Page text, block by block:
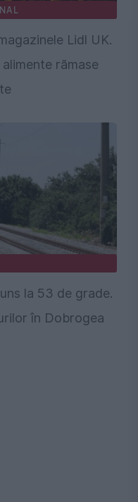
Lidl UK.
rămase
la 53 de grade.
în Dobrogea